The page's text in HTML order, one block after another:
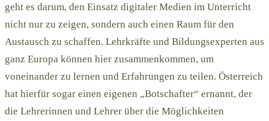
geht es darum, den Einsatz digitaler Medien im Unterricht
nicht nur zu zeigen, sondern auch einen Raum für den
Austausch zu schaffen. Lehrkräfte und Bildungsexperten aus
ganz Europa können hier zusammenkommen, um
voneinander zu lernen und Erfahrungen zu teilen. Österreich
hat hierfür sogar einen eigenen „Botschafter“ ernannt, der
die Lehrerinnen und Lehrer über die Möglichkeiten